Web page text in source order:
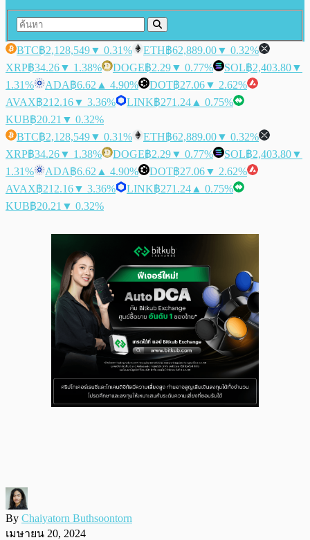
BTC฿2,128,549▼ 0.31% ETH฿62,889.00▼ 0.32%
XRP฿34.26▼ 1.38% DOGE฿2.29▼ 0.77% SOL฿2,403.80▼
1.31%
ADA฿6.62 ▲ 4.90% DOT฿27.06▼ 2.62%
AVAX฿212.16▼ 3.36% LINK฿271.24 ▲ 0.75%
KUB฿20.21 ▼ 0.32%
BTC฿2,128,549▼ 0.31% ETH฿62,889.00▼ 0.32%
XRP฿34.26▼ 1.38% DOGE฿2.29▼ 0.77% SOL฿2,403.80▼
1.31%
ADA฿6.62 ▲ 4.90% DOT฿27.06▼ 2.62%
AVAX฿212.16▼ 3.36% LINK฿271.24 ▲ 0.75%
KUB฿20.21 ▼ 0.32%
By Chaiyatorn Buthsoontorn
เมษายน 20, 2024